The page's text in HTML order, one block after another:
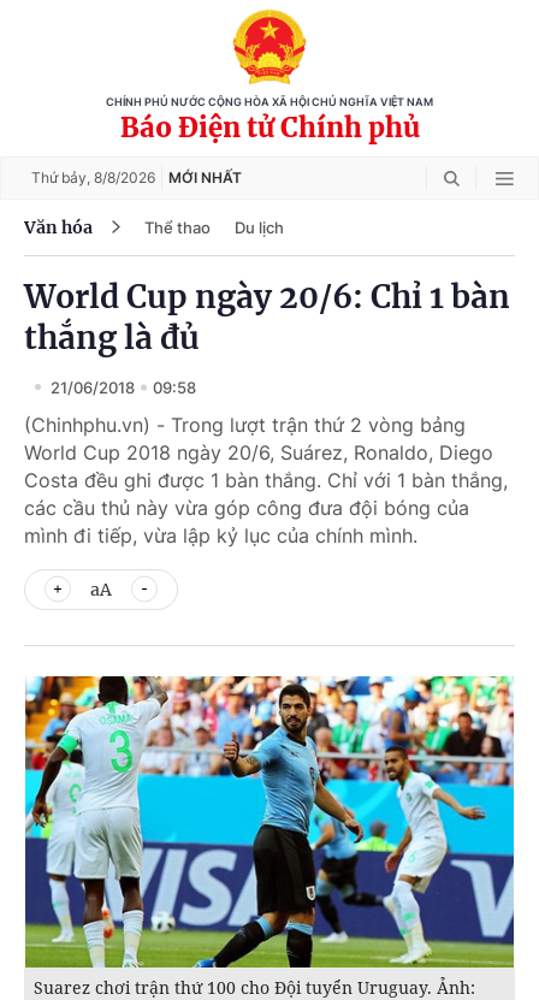
CHÍNH PHỦ NƯỚC CỘNG HÒA XÃ HỘI CHỦ NGHĨA VIỆT NAM
Báo Điện tử Chính phủ
Thứ bảy, 8/8/2026 MỚI NHẤT
Văn hóa Thể thao Du lịch
World Cup ngày 20/6: Chỉ 1 bàn
thắng là đủ
21/06/2018 09:58
(Chinhphu.vn) - Trong lượt trận thứ 2 vòng bảng
World Cup 2018 ngày 20/6, Suárez, Ronaldo, Diego
Costa đều ghi được 1 bàn thắng. Chỉ với 1 bàn thắng,
các cầu thủ này vừa góp công đưa đội bóng của
mình đi tiếp, vừa lập kỷ lục của chính mình.
aA
Suarez chơi trận thứ 100 cho Đội tuyển Uruguay. Ảnh: